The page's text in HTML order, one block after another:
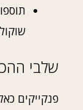
שלבי
פנקייקים